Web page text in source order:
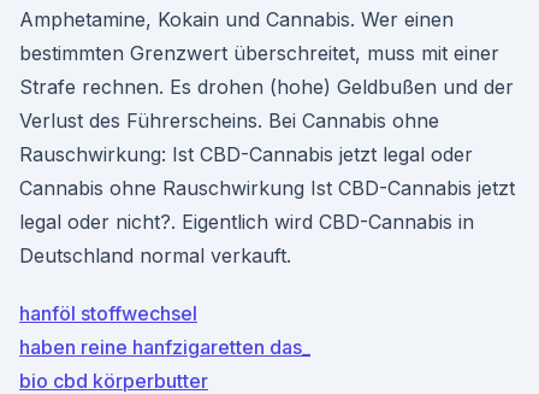
Amphetamine, Kokain und Cannabis. Wer einen
bestimmten Grenzwert überschreitet, muss mit einer
Strafe rechnen. Es drohen (hohe) Geldbußen und der
Verlust des Führerscheins. Bei Cannabis ohne
Rauschwirkung: Ist CBD-Cannabis jetzt legal oder
Cannabis ohne Rauschwirkung Ist CBD-Cannabis jetzt
legal oder nicht?. Eigentlich wird CBD-Cannabis in
Deutschland normal verkauft.
hanföl stoffwechsel
haben reine hanfzigaretten das_
bio cbd körperbutter